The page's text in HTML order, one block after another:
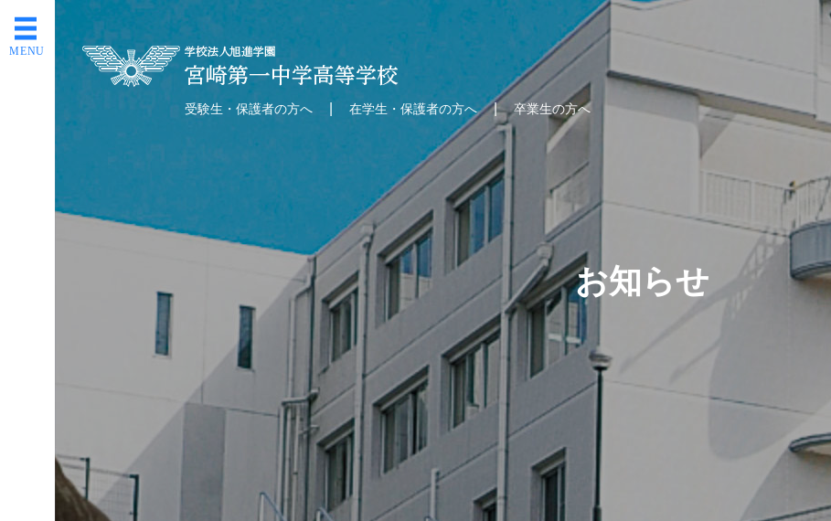
受験生・保護者の方へ 在学生・保護者の方へ 卒業生の方へ
お知らせ
生・保護者
の方へ
MENU